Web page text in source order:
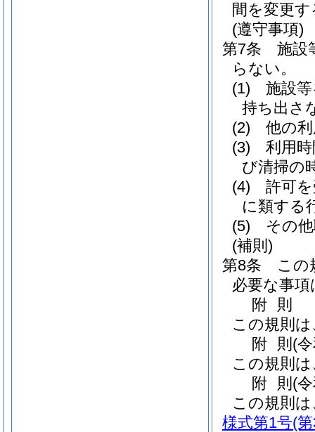
間を変更
(遵守事項)
第7条
施設
らない。
(1)
施設
持ち出さ
(2)
他の
(3)
利用
び清掃の
(4)
許可
に類する
(5)
その
(補則)
第8条
この
必要な事
附 則
この規則
附 則 (
この規則
附 則 (
この規則
様式第1号(